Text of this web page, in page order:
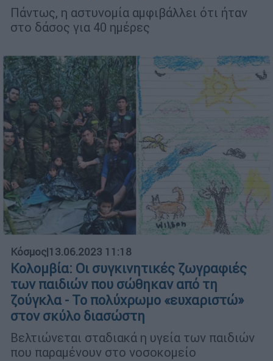
Πάντως, η αστυνομία αμφιβάλλει ότι ήταν
στο δάσος για 40 ημέρες
Κόσμος|13.06.2023 11:18
Κολομβία: Οι συγκινητικές ζωγραφιές
των παιδιών που σώθηκαν από τη
ζούγκλα - Το πολύχρωμο «ευχαριστώ»
στον σκύλο διασώστη
Βελτιώνεται σταδιακά η υγεία των παιδιών
που παραμένουν στο νοσοκομείο